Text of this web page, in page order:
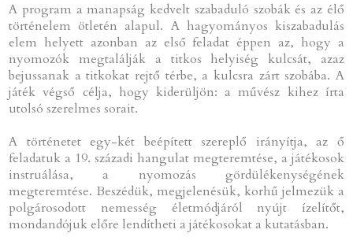
A program a manapság kedvelt szabaduló szobák és az élő
történelem ötletén alapul. A hagyományos kiszabadulás
elem helyett azonban az első feladat éppen az, hogy a
nyomozók megtalálják a titkos helyiség kulcsát, azaz
bejussanak a titkokat rejtő térbe, a kulcsra zárt szobába. A
játék végső célja, hogy kiderüljön: a művész kihez írta
utolsó szerelmes sorait.
A történetet egy-két beépített szereplő irányítja, az ő
feladatuk a 19. századi hangulat megteremtése, a játékosok
instruálása, a nyomozás gördülékenységének
megteremtése. Beszédük, megjelenésük, korhű jelmezük a
polgárosodott nemesség életmódjáról nyújt ízelítőt,
mondandójuk előre lendítheti a játékosokat a kutatásban.